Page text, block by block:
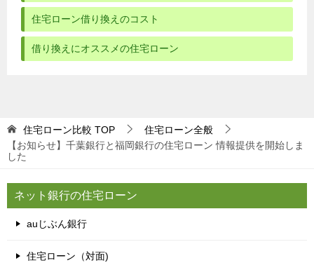
住宅ローン借り換えのコスト
借り換えにオススメの住宅ローン
住宅ローン比較 TOP
住宅ローン全般
【お知らせ】千葉銀行と福岡銀行の住宅ローン 情報提供を開始しま
した
ネット銀行の住宅ローン
auじぶん銀行
住宅ローン（対面)